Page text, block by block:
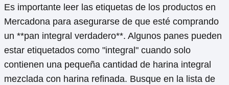
Es importante leer las etiquetas de los productos en
Mercadona para asegurarse de que esté comprando
un **pan integral verdadero**. Algunos panes pueden
estar etiquetados como "integral" cuando solo
contienen una pequeña cantidad de harina integral
mezclada con harina refinada. Busque en la lista de